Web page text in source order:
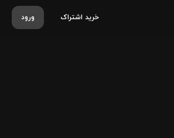
ورود خرید اشتراک